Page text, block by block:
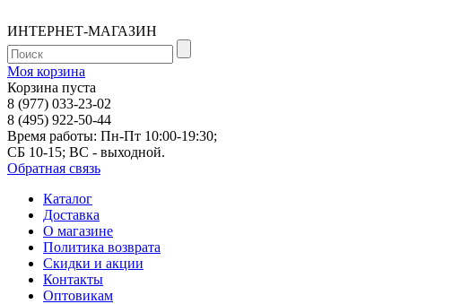
ИНТЕРНЕТ-МАГАЗИН
Моя корзина
Корзина пуста
8 (977) 033-23-02
8 (495) 922-50-44
Время работы: Пн-Пт 10:00-19:30;
СБ 10-15; ВС - выходной.
Обратная связь
Каталог
Доставка
О магазине
Политика возврата
Скидки и акции
Контакты
Оптовикам